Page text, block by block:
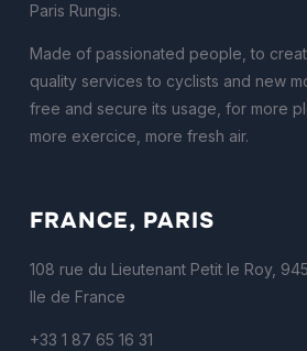
Paris Rungis.
Made of passionated people, to
quality services to cyclists and new
free and secure its usage, for more
more exercice, more fresh air.
FRANCE, PARIS
108 rue du Lieutenant Petit le Roy,
Ile de France
+33 1 87 65 16 31